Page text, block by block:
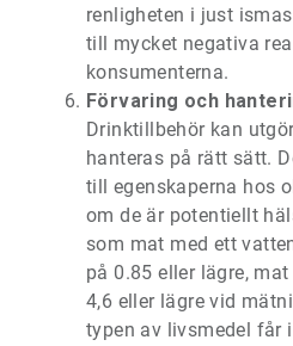
renligheten i just
till mycket negativa
konsumenterna.
Förvaring och
Drinktillbehör kan
hanteras på rätt sätt.
till egenskaperna hos
om de är potentiellt
som mat med ett
på 0.85 eller lägre,
4,6 eller lägre vid
typen av livsmedel får